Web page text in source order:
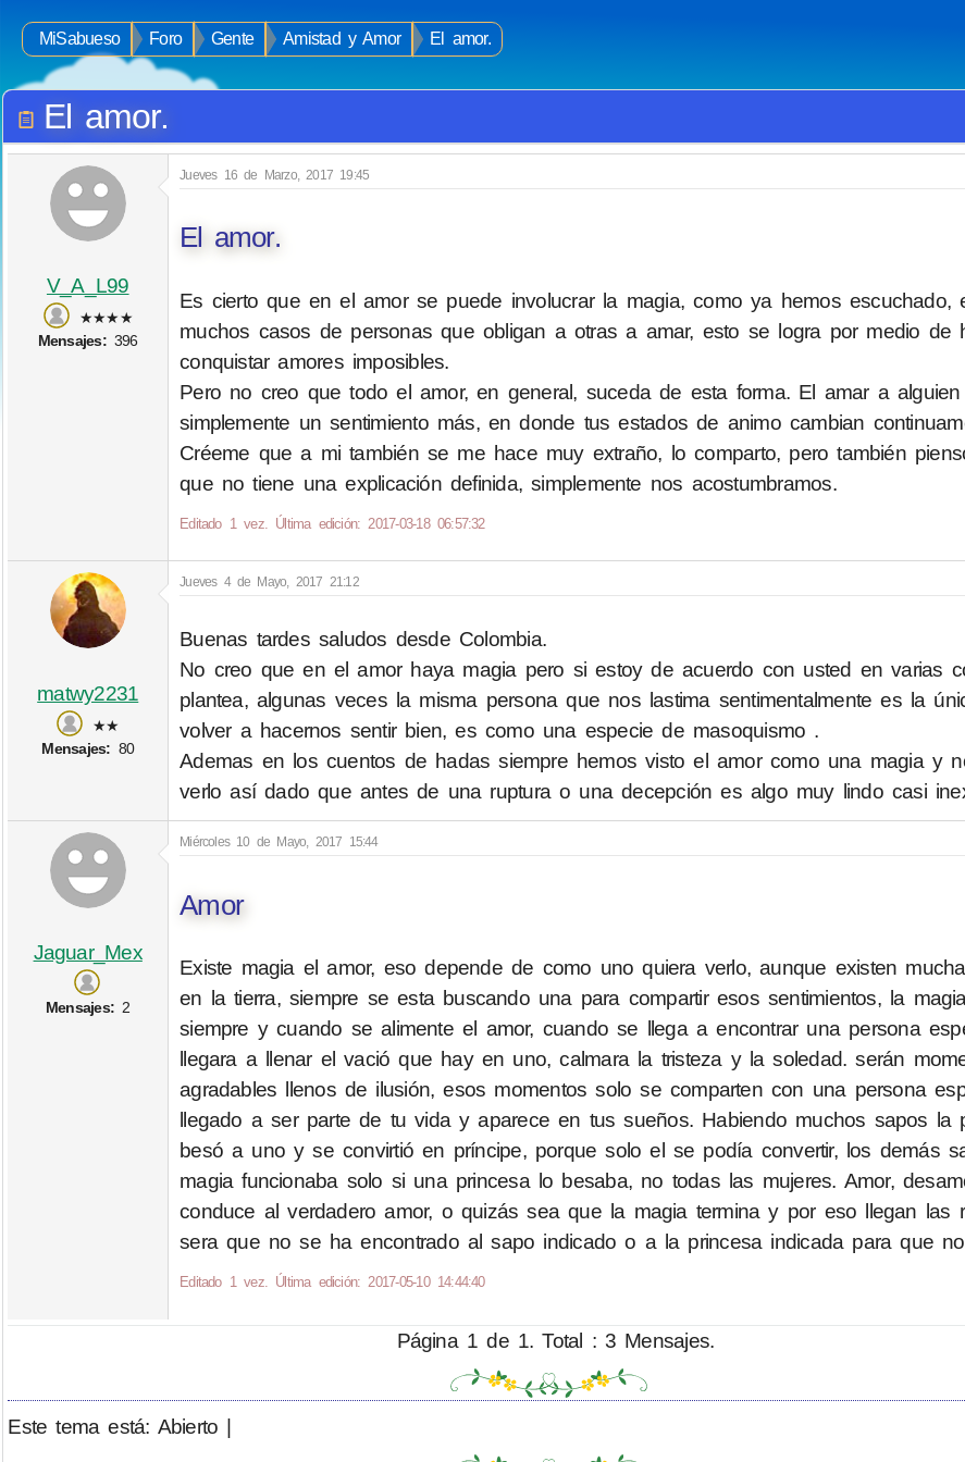
MiSabueso Foro Gente Amistad y Amor El amor.
El amor.
V_A_L99
★★★★
Mensajes:396
Jueves 16 de Marzo, 2017 19:45
El amor.
Es cierto que en el amor se puede involucrar la magia, como ya hemos escuchado,
muchos casos de personas que obligan a otras a amar, esto se logra por medio de
conquistar amores imposibles.
Pero no creo que todo el amor, en general, suceda de esta forma. El amar a
simplemente un sentimiento más, en donde tus estados de animo cambian
Créeme que a mi también se me hace muy extraño, lo comparto, pero también
que no tiene una explicación definida, simplemente nos acostumbramos.
Editado 1 vez. Última edición: 2017-03-18 06:57:32
matwy2231
★★
Mensajes: 80
Jueves 4 de Mayo, 2017 21:12
Buenas tardes saludos desde Colombia.
No creo que en el amor haya magia pero si estoy de acuerdo con usted en varias
plantea, algunas veces la misma persona que nos lastima sentimentalmente es la
volver a hacernos sentir bien, es como una especie de masoquismo .
Ademas en los cuentos de hadas siempre hemos visto el amor como una magia y
verlo así dado que antes de una ruptura o una decepción es algo muy lindo casi
Jaguar_Mex
Mensajes: 2
Miércoles 10 de Mayo, 2017 15:44
Amor
Existe magia el amor, eso depende de como uno quiera verlo, aunque existen
en la tierra, siempre se esta buscando una para compartir esos sentimientos, la
siempre y cuando se alimente el amor, cuando se llega a encontrar una persona
llegara a llenar el vació que hay en uno, calmara la tristeza y la soledad. serán
agradables llenos de ilusión, esos momentos solo se comparten con una persona
llegado a ser parte de tu vida y aparece en tus sueños. Habiendo muchos sapos la
besó a uno y se convirtió en príncipe, porque solo el se podía convertir, los demás
magia funcionaba solo si una princesa lo besaba, no todas las mujeres. Amor,
conduce al verdadero amor, o quizás sea que la magia termina y por eso llegan las
sera que no se ha encontrado al sapo indicado o a la princesa indicada para que
Editado 1 vez. Última edición: 2017-05-10 14:44:40
Página 1 de 1. Total : 3 Mensajes.
Este tema está: Abierto |